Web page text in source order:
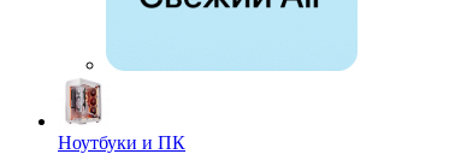
Ноутбуки и ПК